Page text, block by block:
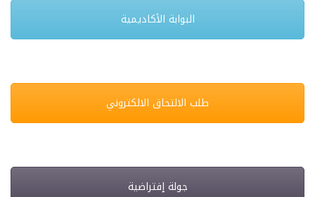
البوابة الأكاديمية
طلب الالتحاق الالكتروني
جولة إفتراضية